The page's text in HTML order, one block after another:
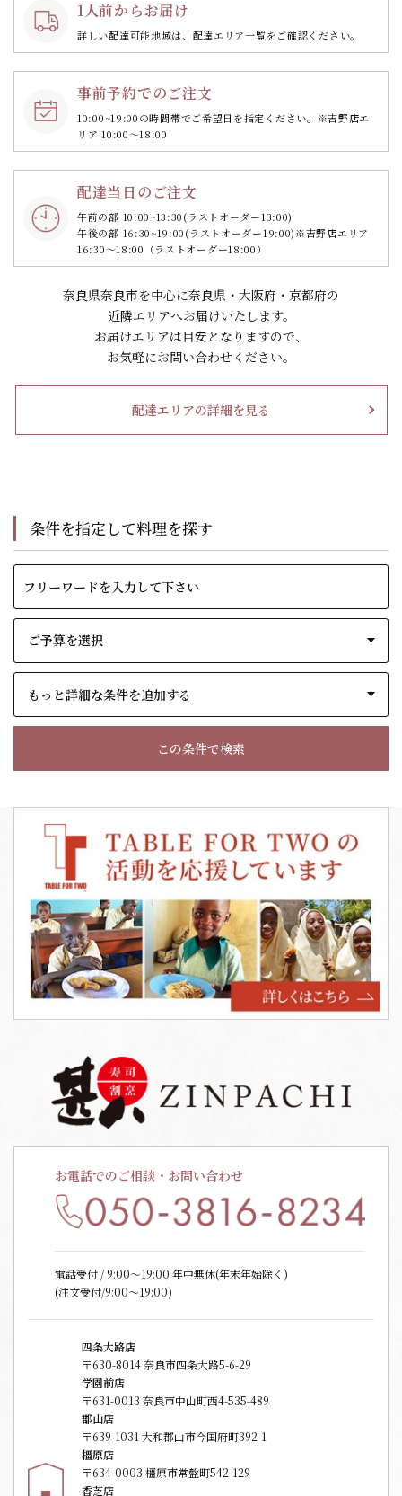
1人前からお届け
詳しい配達可能地域は、配達エリア一覧をご確認ください。
事前予約でのご注文
10:00~19:00の時間帯でご希望日を指定ください。 ※吉野店エ
リア 10:00～18:00
配達当日のご注文
午前の部 10:00~13:30(ラストオーダー13:00)
午後の部 16:30~19:00(ラストオーダー19:00)※吉野店エリア
16:30～18:00（ラストオーダー18:00）
奈良県奈良市を中心に奈良県・大阪府・京都府の
近隣エリアへお届けいたします。
お届けエリアは目安となりますので、
お気軽にお問い合わせください。
配達エリアの詳細を見る
条件を指定して料理を探す
もっと詳細な条件を追加する
この条件で検索
お電話でのご相談・お問い合わせ
電話受付 / 9:00〜19:00 年中無休(年末年始除く)
(注文受付/9:00～19:00)
四条大路店
〒630-8014 奈良市四条大路5-6-29
学園前店
〒631-0013 奈良市中山町西4-535-489
郡山店
〒639-1031 大和郡山市今国府町392-1
橿原店
〒634-0003 橿原市常盤町542-129
香芝店